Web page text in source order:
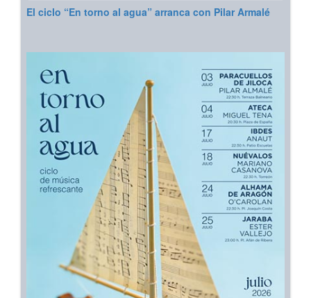
El ciclo “En torno al agua” arranca con Pilar Armalé